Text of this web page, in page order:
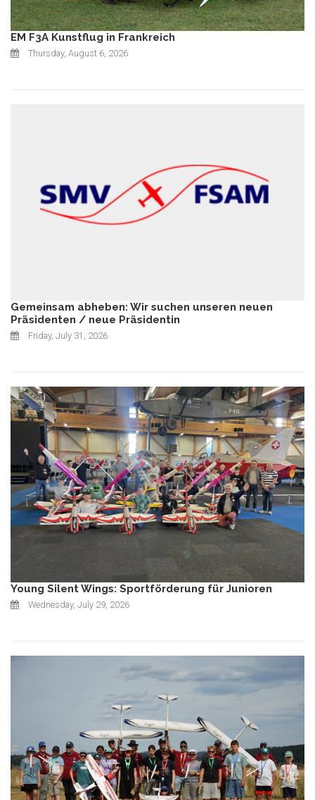
EM F3A Kunstflug in Frankreich
Thursday, August 6, 2026
Gemeinsam abheben: Wir suchen unseren neuen
Präsidenten / neue Präsidentin
Friday, July 31, 2026
Young Silent Wings: Sportförderung für Junioren
Wednesday, July 29, 2026